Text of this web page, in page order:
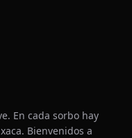
En cada sorbo hay
Bienvenidos a